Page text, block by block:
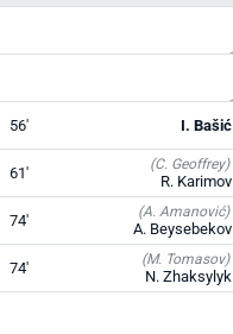
56' I. Bašić
61' (C. Geoffrey)
R. Karimov
74' (A. Amanović)
A. Beysebekov
74' (M. Tomasov)
N. Zhaksylyk